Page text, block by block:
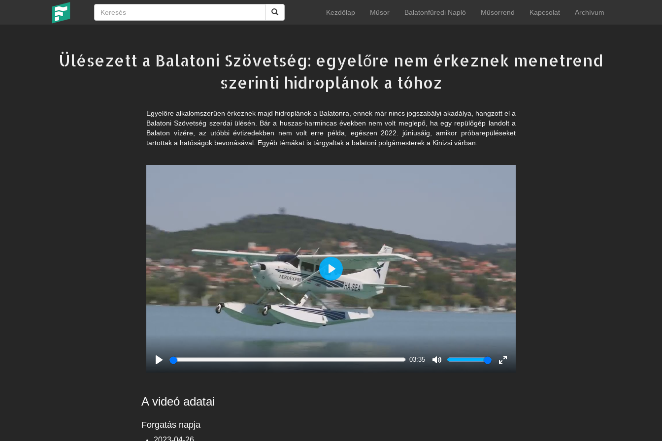
Kezdőlap Műsor Balatonfüredi Napló Műsorrend Kapcsolat Archívum
Ülésezett a Balatoni Szövetség: egyelőre nem érkeznek menetrend
szerinti hidroplánok a tóhoz
Egyelőre alkalomszerűen érkeznek majd hidroplánok a Balatonra, ennek már nincs jogszabályi akadálya, hangzott el a
Balatoni Szövetség szerdai ülésén. Bár a huszas-harmincas években nem volt meglepő, ha egy repülőgép landolt a
Balaton vízére, az utóbbi évtizedekben nem volt erre példa, egészen 2022. júniusáig, amikor próbarepüléseket
tartottak a hatóságok bevonásával. Egyéb témákat is tárgyaltak a balatoni polgámesterek a Kinizsi várban.
03:35
Play
A videó adatai
Forgatás napja